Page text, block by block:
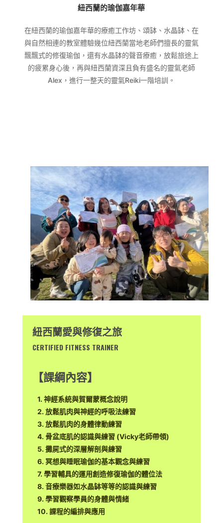
紐西蘭的瑜伽嘉年華
在紐西蘭的瑜伽嘉年華的療癒工作坊、頌缽、水晶缽、在
與自然相連的教室體驗幾位紐西蘭當地老師們擅長的靈氣
飄飄式的修復瑜伽，還有水晶缽的聲音療癒，放鬆旅途上
的疲累身心後，再與紐西蘭資深且負有盛名的靈氣老師
Alex，進行一整天的靈氣Reiki一階培訓。
紐西蘭愛與修復之旅
CERTIFIED FITNESS TRAINER
【課綱內容】
1. 神經系統與賀爾蒙概念說明
2. 放鬆肌肉與神經的呼吸法練習
3. 放鬆肌肉的身體律動練習
4. 骨盆底肌的認識與練習 (Vicky老師帶領)
5. 攤屍式的深層解剖與練習
6. 冥想與睡眠瑜伽的基本觀念與練習
7. 學習輔具的運用創造修復瑜伽的體位法
8. 音療樂器如水晶缽等等的認識與練習
9. 學習觀察學員的身體與情緒
10. 課程的編排與應用